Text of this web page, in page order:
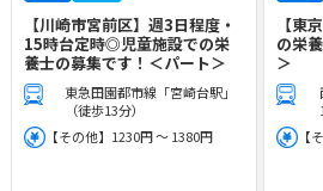
【川崎市宮前区】週3日程度・
15時台定時◎児童施設での栄
養士の募集です！＜パート＞
東急田園都市線「宮崎台駅」
（徒歩13分）
【その他】1230円 ～ 1380円
【東
の栄
＞
【